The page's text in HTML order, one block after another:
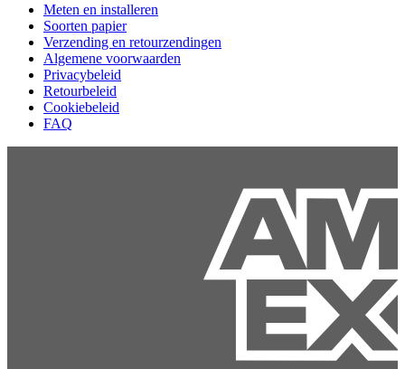
Meten en installeren
Soorten papier
Verzending en retourzendingen
Algemene voorwaarden
Privacybeleid
Retourbeleid
Cookiebeleid
FAQ